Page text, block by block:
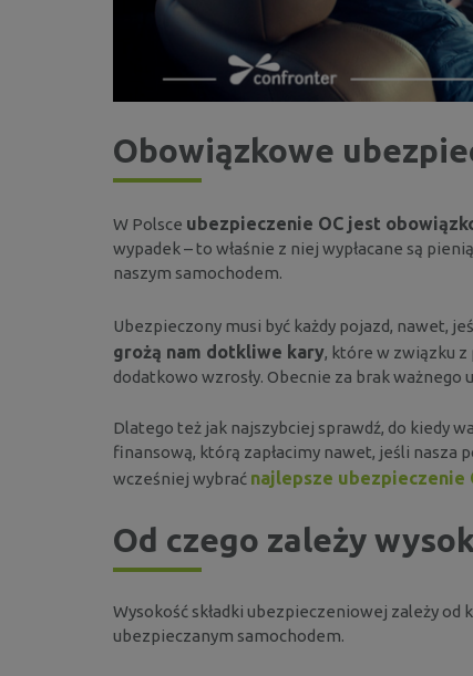
Obowiązkowe
W Polsce ubezpieczenie OC jest
wypadek – to właśnie z niej wypłacane są
naszym samochodem.
Ubezpieczony musi być każdy pojazd, nawet,
grożą nam dotkliwe kary, które w związku z
dodatkowo wzrosły. Obecnie za brak ważnego
Dlatego też jak najszybciej sprawdź, do kiedy
finansową, którą zapłacimy nawet, jeśli nasza
wcześniej wybrać najlepsze ubezpieczenie
Od czego zależy
Wysokość składki ubezpieczeniowej zależy od
ubezpieczanym samochodem.